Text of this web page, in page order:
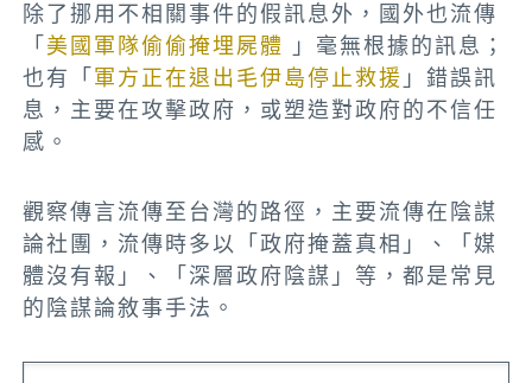
除了挪用不相關事件的假訊息外，國外也流傳
「 美國軍隊偷偷掩埋屍體
」毫無根據的訊息；
也有「 軍方正在退出毛伊島停止救援 」錯誤訊
息，主要在攻擊政府，或塑造對政府的不信任
感。
觀察傳言流傳至台灣的路徑，主要流傳在陰謀
論社團，流傳時多以「政府掩蓋真相」、「媒
體沒有報」、「深層政府陰謀」等，都是常見
的陰謀論敘事手法。